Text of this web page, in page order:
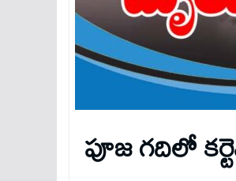
పూజ గదిలో